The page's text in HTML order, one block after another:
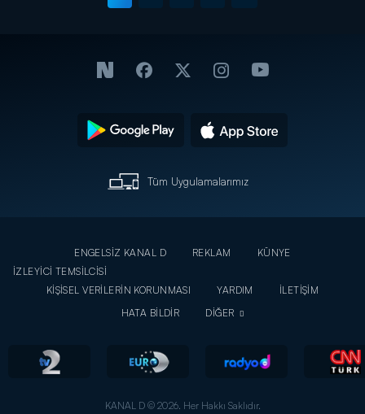
Tüm Uygulamalarımız
ENGELSİZ KANAL D REKLAM
KÜNYE
İZLEYİCİ TEMSİLCİSİ
KİŞİSEL VERİLERİN KORUNMASI
YARDIM
İLETİŞİM
HATA BİLDİR
DİĞER
KANAL D © 2026. Her Hakkı Saklıdır.